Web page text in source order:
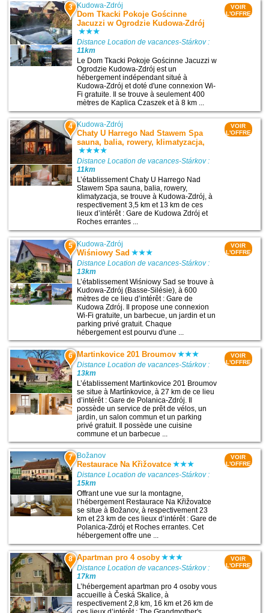
3 Kudowa-Zdrój
Dom Tkacki Pokoje Gościnne
Jacuzzi w Ogrodzie Kudowa-Zdrój
Distance Location de vacances-Stárkov :
11km
Le Dom Tkacki Pokoje Gościnne Jacuzzi w
Ogrodzie Kudowa-Zdrój est un
hébergement indépendant situé à
Kudowa-Zdrój et doté d'une connexion Wi-
Fi gratuite. Il se trouve à seulement 400
mètres de Kaplica Czaszek et à 8 km ...
VOIR
L'OFFRE
4 Kudowa-Zdrój
Chaty U Harrego Nad Stawem Spa
sauna, balia, rowery, klimatyzacja,
Distance Location de vacances-Stárkov :
11km
L’établissement Chaty U Harrego Nad
Stawem Spa sauna, balia, rowery,
klimatyzacja, se trouve à Kudowa-Zdrój, à
respectivement 3,5 km et 13 km de ces
lieux d’intérêt : Gare de Kudowa Zdrój et
Roches errantes ...
VOIR
L'OFFRE
5 Kudowa-Zdrój
Wiśniowy Sad
Distance Location de vacances-Stárkov :
13km
L’établissement Wiśniowy Sad se trouve à
Kudowa-Zdrój (Basse-Silésie), à 600
mètres de ce lieu d’intérêt : Gare de
Kudowa Zdrój. Il propose une connexion
Wi-Fi gratuite, un barbecue, un jardin et un
parking privé gratuit. Chaque
hébergement est pourvu d'une ...
VOIR
L'OFFRE
6 Martinkovice 201 Broumov
Distance Location de vacances-Stárkov :
13km
L’établissement Martinkovice 201 Broumov
se situe à Martínkovice, à 27 km de ce lieu
d’intérêt : Gare de Polanica-Zdrój. Il
possède un service de prêt de vélos, un
jardin, un salon commun et un parking
privé gratuit. Il possède une cuisine
commune et un barbecue ...
VOIR
L'OFFRE
7 Božanov
Restaurace Na Křižovatce
Distance Location de vacances-Stárkov :
15km
Offrant une vue sur la montagne,
l’hébergement Restaurace Na Křižovatce
se situe à Božanov, à respectivement 23
km et 23 km de ces lieux d’intérêt : Gare de
Polanica-Zdrój et Roches errantes. Cet
hébergement offre une ...
VOIR
L'OFFRE
8 Apartman pro 4 osoby
Distance Location de vacances-Stárkov :
17km
L’hébergement apartman pro 4 osoby vous
accueille à Česká Skalice, à
respectivement 2,8 km, 16 km et 26 km de
VOIR
L'OFFRE